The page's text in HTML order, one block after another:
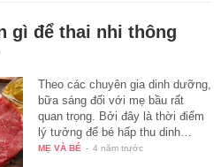
gì để thai nhi thông
Theo các chuyên gia dinh dưỡng,
bữa sáng đối với mẹ bầu rất
quan trọng. Bởi đây là thời điểm
lý tưởng để bé hấp thu dinh…
MẸ VÀ BÉ - 4 năm trước